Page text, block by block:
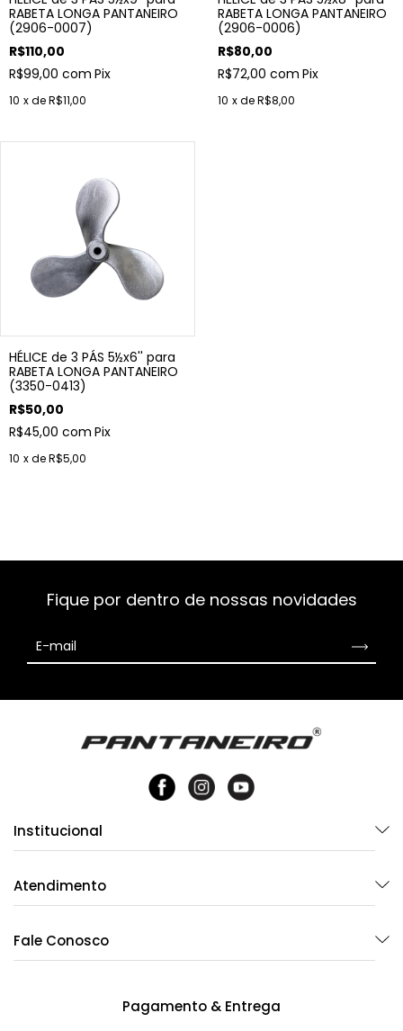
RABETA LONGA PANTANEIRO
(2906-0007)
R$110,00
R$99,00 com Pix
10 x deR$11,00
RABETA LONGA PANTANEIRO
(2906-0006)
R$80,00
R$72,00 com Pix
10 x deR$8,00
HÉLICE de 3 PÁS 5½x6'' para
RABETA LONGA PANTANEIRO
(3350-0413)
R$50,00
R$45,00 com Pix
10 x deR$5,00
Fique por dentro de nossas novidades
Institucional
Atendimento
Fale Conosco
Pagamento & Entrega